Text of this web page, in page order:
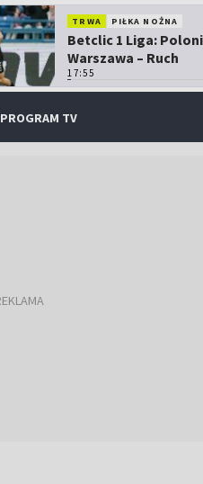
TRWA PIŁKA NOŻNA
Betclic 1 Liga:
Warszawa – Ruch
Chorzów
17:55
PROGRAM TV